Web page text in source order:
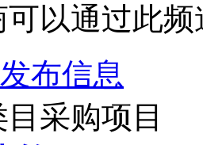
以通过此
布信息
采购项目